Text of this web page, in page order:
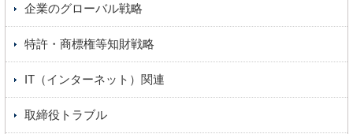
企業のグローバル戦略
特許・商標権等知財戦略
IT（インターネット）関連
取締役トラブル